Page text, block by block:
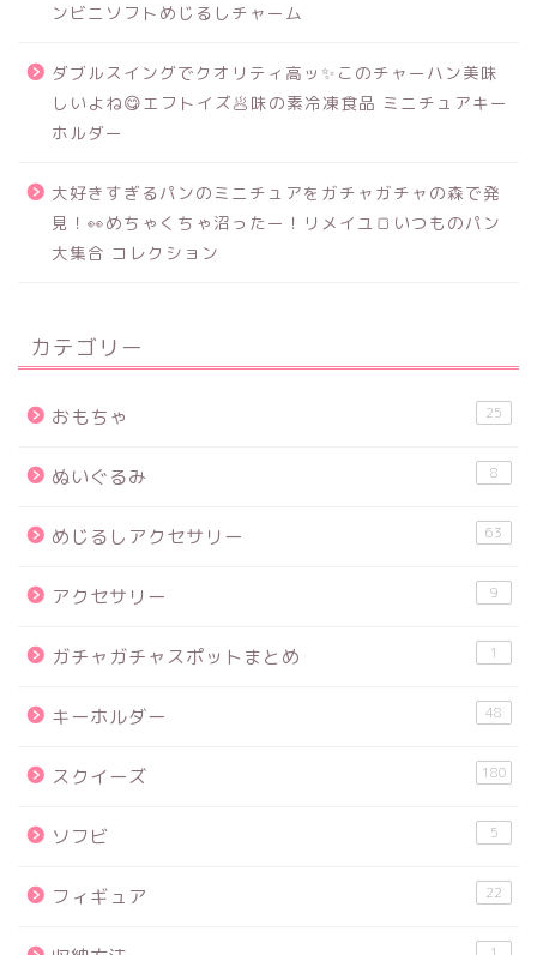
ンビニソフトめじるしチャーム
ダブルスイングでクオリティ高ッ✨このチャーハン美味
しいよね😋エフトイズ🥟味の素冷凍食品 ミニチュアキー
ホルダー
大好きすぎるパンのミニチュアをガチャガチャの森で発
見！👀めちゃくちゃ沼ったー！リメイユ🍞いつものパン
大集合 コレクション
カテゴリー
おもちゃ 25
ぬいぐるみ 8
めじるしアクセサリー 63
アクセサリー 9
ガチャガチャスポットまとめ 1
キーホルダー 48
スクイーズ 180
ソフビ 5
フィギュア 22